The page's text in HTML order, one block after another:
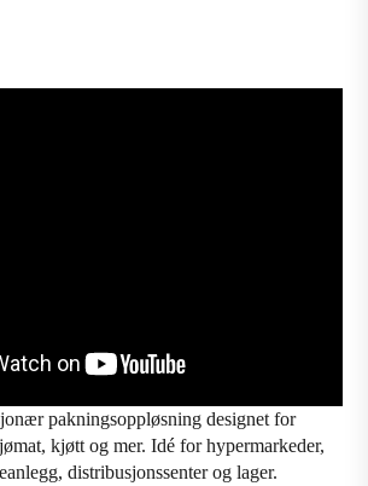
pakningsoppløsning designet for
kjøtt og mer. Idé for hypermarkeder,
distribusjonssenter og lager.